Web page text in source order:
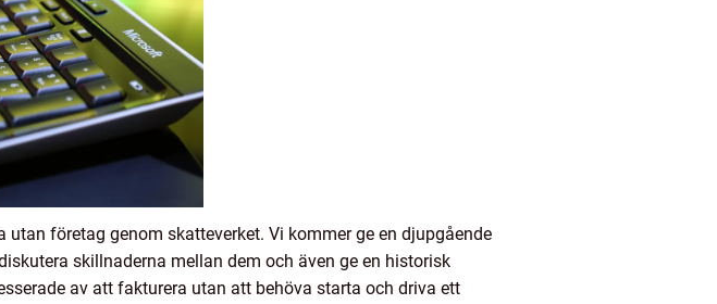
företag genom skatteverket. Vi kommer ge en djupgående
skillnaderna mellan dem och även ge en historisk
av att fakturera utan att behöva starta och driva ett